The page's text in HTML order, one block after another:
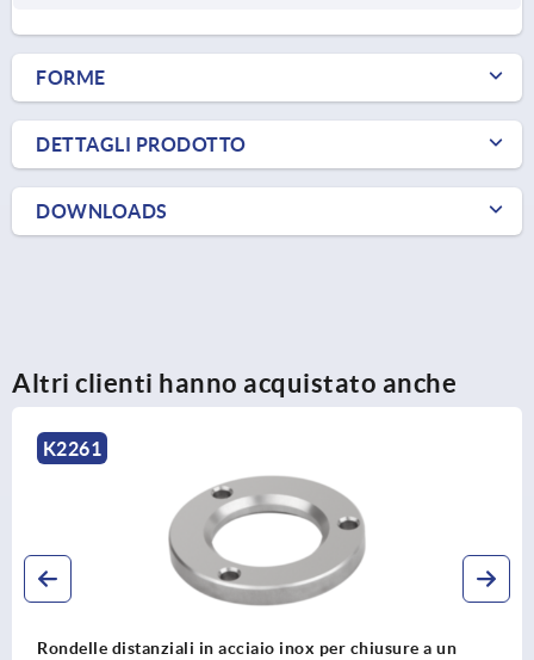
FORME
DETTAGLI PRODOTTO
DOWNLOADS
Altri clienti hanno acquistato anche
K2261
Rondelle distanziali in acciaio inox per chiusure a un